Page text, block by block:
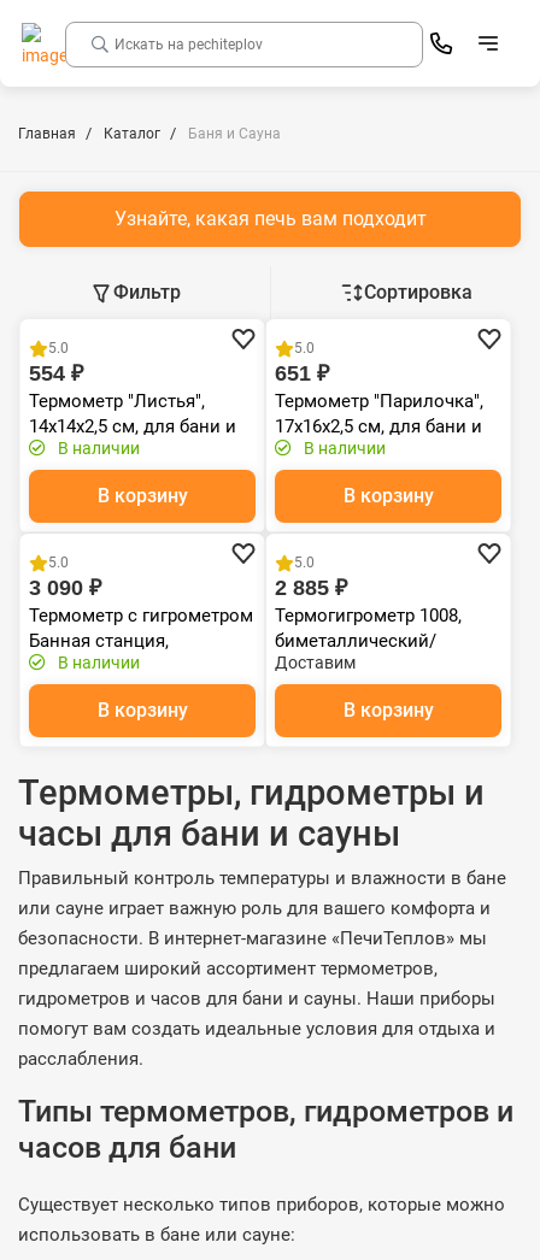
Главная Каталог Баня и Сауна
Узнайте, какая печь вам подходит
Фильтр Сортировка
Распродажа
5.0
554 ₽
Термометр "Листья",
14х14х2,5 см, для бани и
сауны "Банные штучки"
В наличии
В корзину
Распродажа
5.0
651 ₽
Термометр "Парилочка",
17х16х2,5 см, для бани и
сауны "Банные штучки"
В наличии
В корзину
5.0
3 090 ₽
Термометр с гигрометром
Банная станция,
24,5х13,5х3 см, для бани и
сауны "Банные штучки"
В наличии
В корзину
5.0
2 885 ₽
Термогигрометр 1008,
биметаллический/
струнный
Доставим
В корзину
Термометры, гидрометры и
часы для бани и сауны
Правильный контроль температуры и влажности в бане
или сауне играет важную роль для вашего комфорта и
безопасности. В интернет-магазине «ПечиТеплов» мы
предлагаем широкий ассортимент термометров,
гидрометров и часов для бани и сауны. Наши приборы
помогут вам создать идеальные условия для отдыха и
расслабления.
Типы термометров, гидрометров и
часов для бани
Существует несколько типов приборов, которые можно
использовать в бане или сауне: